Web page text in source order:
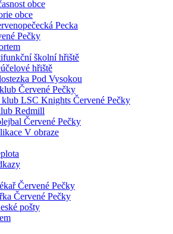
obce
obce
Pecka
Pečky
školní hřiště
hřiště
Pod Vysokou
Červené Pečky
LSC Knights Červené Pečky
Redmill
Červené Pečky
V obraze
Červené Pečky
Červené Pečky
pošty